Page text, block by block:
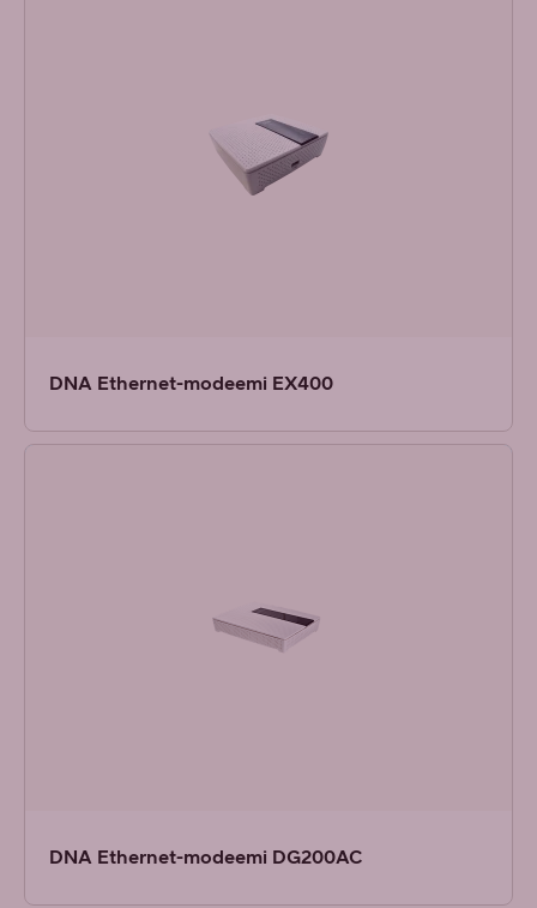
DNA Ethernet-modeemi EX400
DNA Ethernet-modeemi DG200AC